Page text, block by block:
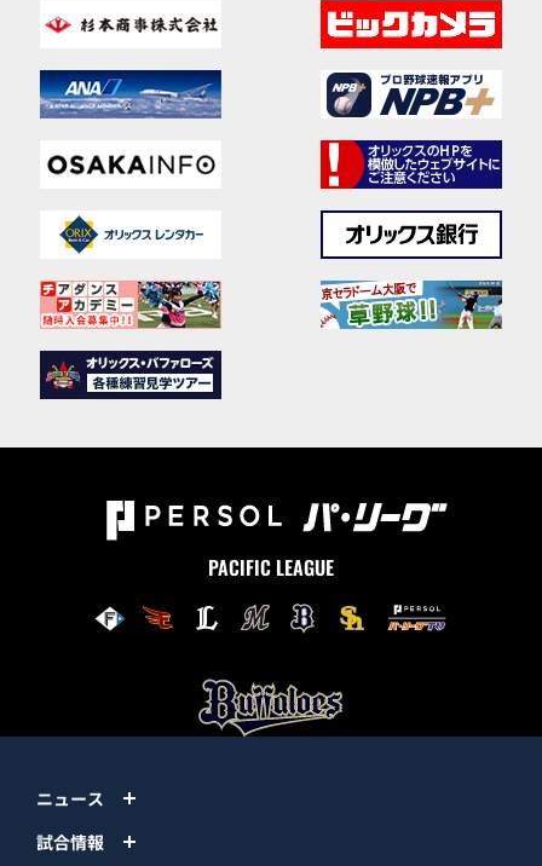
PACIFIC LEAGUE
ニュース
試合情報